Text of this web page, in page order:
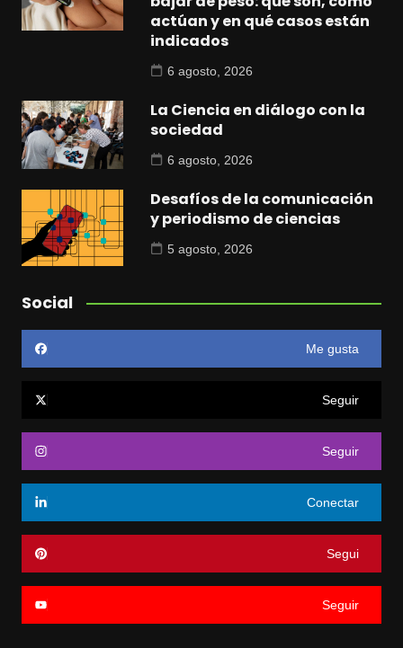
actúan y en qué casos están
indicados
6 agosto, 2026
La Ciencia en diálogo con la
sociedad
6 agosto, 2026
Desafíos de la comunicación
y periodismo de ciencias
5 agosto, 2026
Social
Me gusta
Seguir
Seguir
Conectar
Segui
Seguir